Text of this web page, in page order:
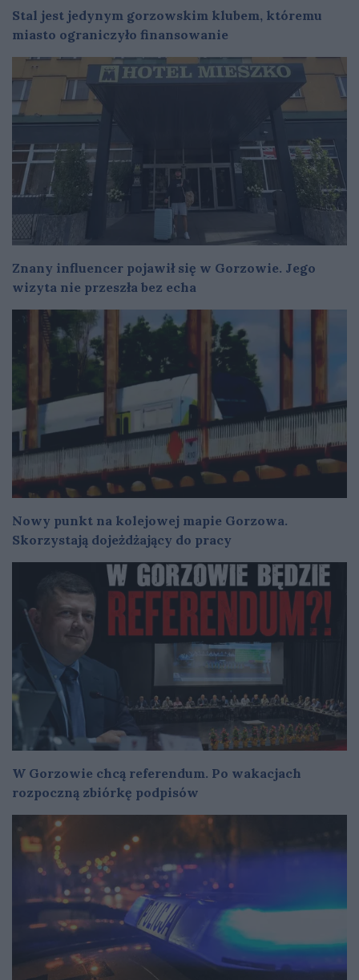
Stal jest jedynym gorzowskim klubem, któremu
miasto ograniczyło finansowanie
Znany influencer pojawił się w Gorzowie. Jego
wizyta nie przeszła bez echa
Nowy punkt na kolejowej mapie Gorzowa.
Skorzystają dojeżdżający do pracy
W Gorzowie chcą referendum. Po wakacjach
rozpoczną zbiórkę podpisów